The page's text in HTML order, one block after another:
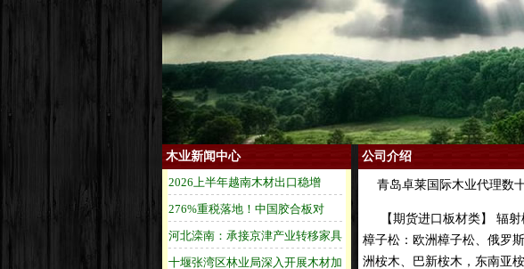
木业新闻中心 公司介绍
青岛卓莱国际木业代理数
【期货进口板材类】 辐射
樟子松：欧洲樟子松、俄罗
洲桉木、巴新桉木，东南亚